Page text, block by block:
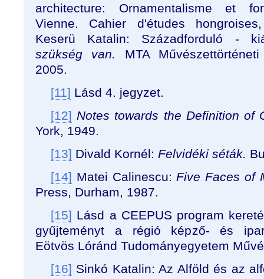
architecture: Ornamentalisme et
Vienne. Cahier d'études
Keserü Katalin: Századforduló -
szükség van.
MTA
2005.
[11] Lásd 4. jegyzet.
[12] Notes towards the Definition of
York, 1949.
[13] Divald Kornél: Felvidéki séták.
[14] Matei Calinescu: Five Faces of
Press, Durham, 1987.
[15] Lásd a CEEPUS program
gyűjteményt a régió képző- és
Eötvös Lóránd Tudományegyetem
[16] Sinkó Katalin: Az Alföld és az